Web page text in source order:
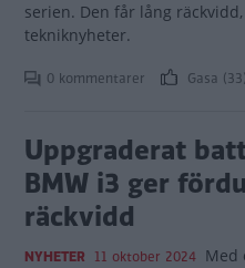
serien. Den får lång
tekniknyheter.
0 kommentarer Gasa (33)
Uppgraderat
BMW i3 ger
räckvidd
NYHETER 11 oktober 2024 Med